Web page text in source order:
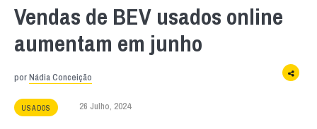
Vendas de BEV usados online
aumentam em junho
porNádia Conceição
USADOS 26 Julho, 2024